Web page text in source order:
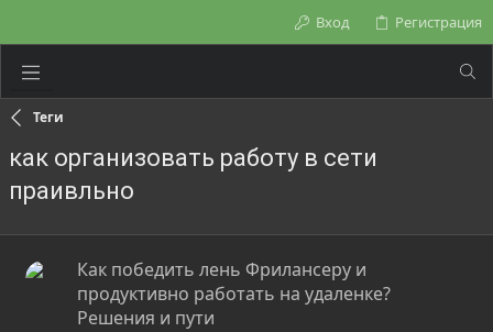
Вход Регистрация
Теги
как организовать работу в сети
праивльно
Как победить лень Фрилансеру и
продуктивно работать на удаленке?
Решения и пути